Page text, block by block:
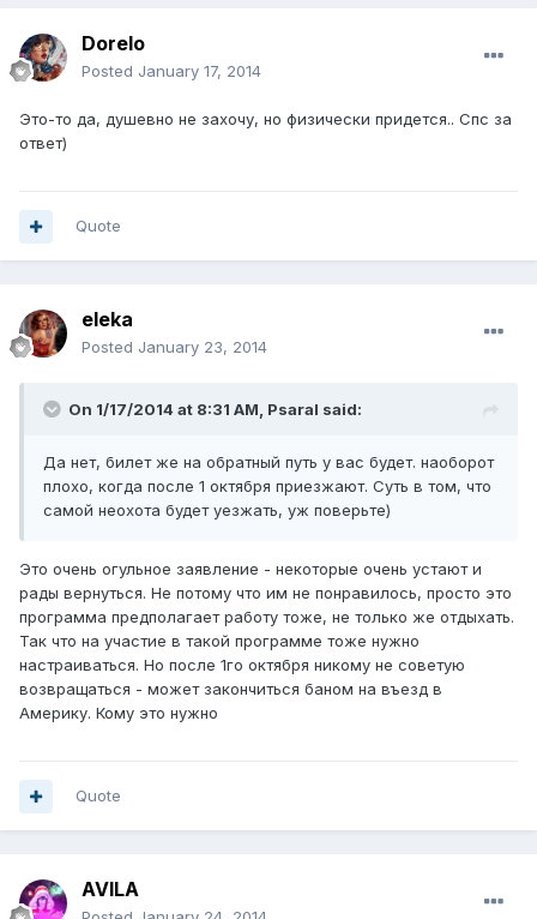
Dorelo
Posted January 17, 2014
Это-то да, душевно не захочу, но физически придется.. Спс за
ответ)
Quote
eleka
Posted January 23, 2014
On 1/17/2014 at 8:31 AM, Psaral said:
Да нет, билет же на обратный путь у вас будет. наоборот
плохо, когда после 1 октября приезжают. Суть в том, что
самой неохота будет уезжать, уж поверьте)
Это очень огульное заявление - некоторые очень устают и
рады вернуться. Не потому что им не понравилось, просто это
программа предполагает работу тоже, не только же отдыхать.
Так что на участие в такой программе тоже нужно
настраиваться. Но после 1го октября никому не советую
возвращаться - может закончиться баном на въезд в
Америку. Кому это нужно
Quote
AVILA